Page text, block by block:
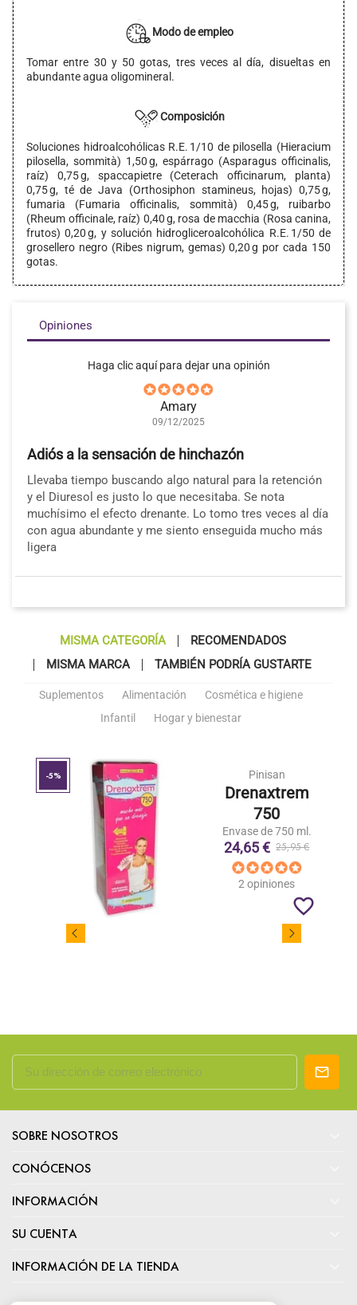
Modo de empleo
Tomar entre 30 y 50 gotas, tres veces al día, disueltas en
abundante agua oligomineral.
Composición
Soluciones hidroalcohólicas R.E. 1/10 de pilosella (Hieracium
pilosella, sommità) 1,50 g, espárrago (Asparagus officinalis,
raíz) 0,75 g, spaccapietre (Ceterach officinarum, planta)
0,75 g, té de Java (Orthosiphon stamineus, hojas) 0,75 g,
fumaria (Fumaria officinalis, sommità) 0,45 g, ruibarbo
(Rheum officinale, raíz) 0,40 g, rosa de macchia (Rosa canina,
frutos) 0,20 g, y solución hidrogliceroalcohólica R.E. 1/50 de
grosellero negro (Ribes nigrum, gemas) 0,20 g por cada 150
gotas.
Opiniones
Haga clic aquí para dejar una opinión
Amary
09/12/2025
Adiós a la sensación de hinchazón
Llevaba tiempo buscando algo natural para la retención
y el Diuresol es justo lo que necesitaba. Se nota
muchísimo el efecto drenante. Lo tomo tres veces al día
con agua abundante y me siento enseguida mucho más
ligera
MISMA CATEGORÍA
RECOMENDADOS
MISMA MARCA
TAMBIÉN PODRÍA GUSTARTE
Suplementos Alimentación
Cosmética e higiene
Infantil
Hogar y bienestar
-5% Pinisan
Drenaxtrem
750
Envase de 750 ml.
24,65 € 25,95 €
2 opiniones
favorite_border
SOBRE NOSOTROS
CONÓCENOS
INFORMACIÓN
SU CUENTA
INFORMACIÓN DE LA TIENDA